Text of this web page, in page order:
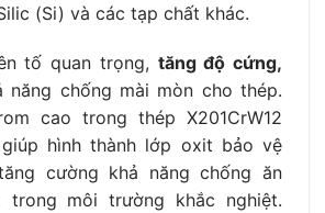
(Si) và các tạp chất khác.
tố quan trọng, tăng độ cứng,
năng chống mài mòn cho thép.
cao trong thép X201CrW12
giúp hình thành lớp oxit bảo vệ
cường khả năng chống ăn
trong môi trường khắc nghiệt.